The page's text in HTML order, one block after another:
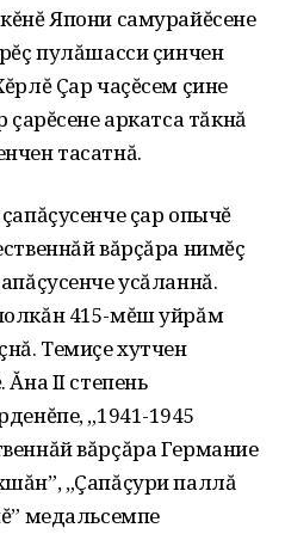
Япони самурайĕсене
пулăшасси çинчен
Çар чаçĕсем çине
çарĕсене ар­катса тăкнă
тасатнă.
çар опычĕ
вăрçăра нимĕç
усăланнă.
415-мĕш уйрăм
Темиçе хутчен
II степень
„1941-1945
вăрçăра Германие
„Çапăçури паллă
медальсемпе